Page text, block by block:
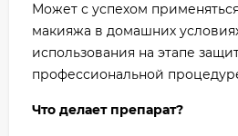
Может с успехом
макияжа в домашних
использования на этапе
профессиональной
Что делает препарат?